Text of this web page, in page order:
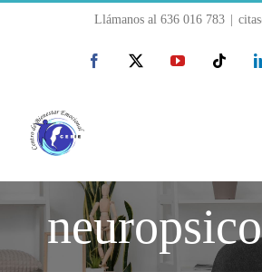
Llámanos al 636 016 783
Facebook YouTube Tiktok